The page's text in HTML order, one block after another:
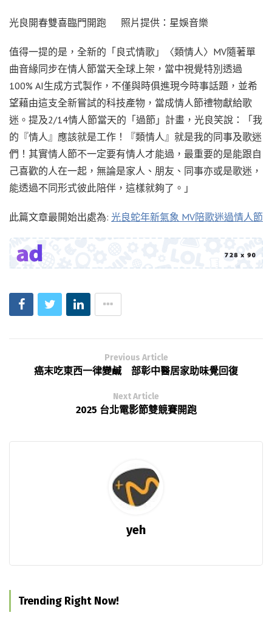
光良開春雙喜臨門開跑 照片提供：星娛音樂
值得一提的是，全新的「良式情歌」〈類情人〉MV隨著單
曲音緣同步在情人節當天全球上架，當中視覺特別透過
100% AI生成方式製作，不僅與時俱進現今時事話題，並希
望藉由這支全新嘗試的科技產物，當成情人節禮物獻給歌
迷。提及2/14情人節當天的「過節」計畫，光良笑說：「我
的『情人』應該就是工作！『類情人』就是我的同事及歌迷
們！其實情人節不一定要有情人才能過，最重要的是能跟自
己喜歡的人在一起，無論是家人、朋友、同事亦或是歌迷，
能透過不同形式彼此陪伴，這樣就夠了。」
此篇文章最開始出處為: 光良蛇年新氣象 MV陪歌迷過情人節
Previous Article
癌末吃東西一律變鹹 部彰中醫居家助味覺回復
Next Article
2025 台北電影節雙競賽開跑
yeh
Trending Right Now!